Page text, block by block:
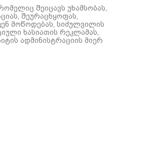
შეიცავს უხამსობას,
შეურაცხყოფას,
მოწოდებას, სიძულვილის
ხასიათის რეკლამას,
ადმინისტრაციის მიერ